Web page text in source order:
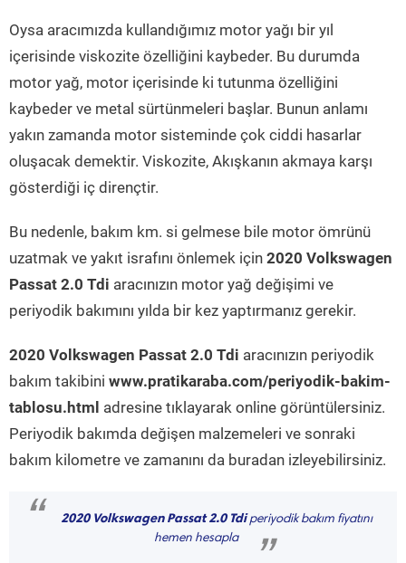
Oysa aracımızda kullandığımız motor yağı bir yıl
içerisinde viskozite özelliğini kaybeder. Bu durumda
motor yağ, motor içerisinde ki tutunma özelliğini
kaybeder ve metal sürtünmeleri başlar. Bunun anlamı
yakın zamanda motor sisteminde çok ciddi hasarlar
oluşacak demektir. Viskozite, Akışkanın akmaya karşı
gösterdiği iç dirençtir.
Bu nedenle, bakım km. si gelmese bile motor ömrünü
uzatmak ve yakıt israfını önlemek için 2020 Volkswagen
Passat 2.0 Tdi aracınızın motor yağ değişimi ve
periyodik bakımını yılda bir kez yaptırmanız gerekir.
2020 Volkswagen Passat 2.0 Tdi aracınızın periyodik
bakım takibini www.pratikaraba.com/periyodik-bakim-
tablosu.html adresine tıklayarak online görüntülersiniz.
Periyodik bakımda değişen malzemeleri ve sonraki
bakım kilometre ve zamanını da buradan izleyebilirsiniz.
“ 2020 Volkswagen Passat 2.0 Tdiperiyodik bakım fiyatını
hemen hesapla